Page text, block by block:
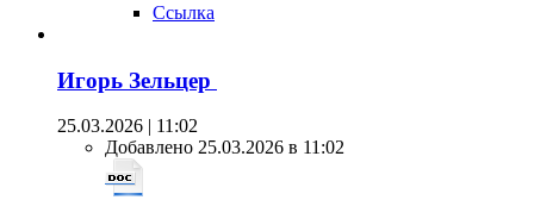
Ссылка
Игорь Зельцер
25.03.2026 | 11:02
Добавлено 25.03.2026 в 11:02